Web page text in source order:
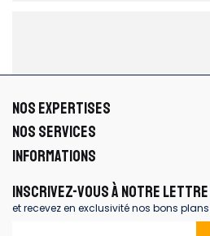
NOS EXPERTISES
NOS SERVICES
INFORMATIONS
INSCRIVEZ-VOUS À NOTRE
et recevez en exclusivité nos bons